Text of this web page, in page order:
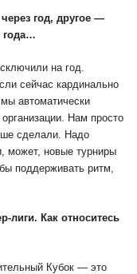
год, другое —
года…
на год.
сейчас кардинально
автоматически
Нам просто
сделали. Надо
может, новые турниры
поддерживать ритм,
лиги. Как относитесь
Кубок — это